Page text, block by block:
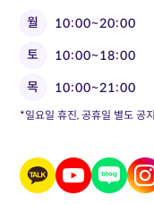
월 10:00~20:00
토
10:00~18:00
목
10:00~21:00
*일요일 휴진, 공휴일 별도 공지